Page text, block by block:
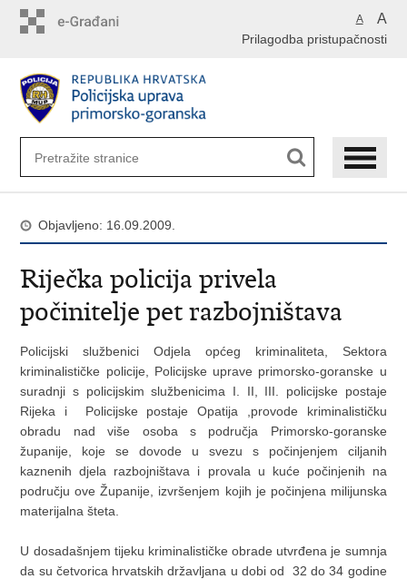
A A
Prilagodba pristupačnosti
Objavljeno: 16.09.2009.
Riječka policija privela
počinitelje pet razbojništava
Policijski službenici Odjela općeg kriminaliteta, Sektora
kriminalističke policije, Policijske uprave primorsko-goranske u
suradnji s policijskim službenicima I. II, III. policijske postaje
Rijeka i Policijske postaje Opatija ,provode kriminalističku
obradu nad više osoba s područja Primorsko-goranske
županije, koje se dovode u svezu s počinjenjem ciljanih
kaznenih djela razbojništava i provala u kuće počinjenih na
području ove Županije, izvršenjem kojih je počinjena milijunska
materijalna šteta.
U dosadašnjem tijeku kriminalističke obrade utvrđena je sumnja
da su četvorica hrvatskih državljana u dobi od 32 do 34 godine